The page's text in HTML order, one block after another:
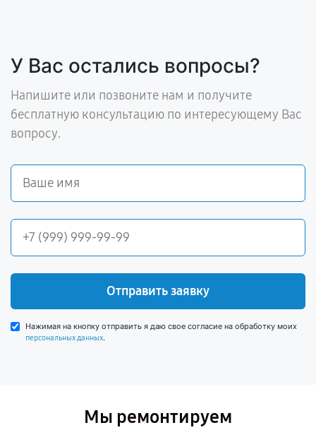
У Вас остались вопросы?
Напишите или позвоните нам и получите
бесплатную консультацию по интересующему Вас
вопросу.
Отправить заявку
Нажимая на кнопку отправить я даю свое согласие на обработку моих
персональных данных.
Мы ремонтируем